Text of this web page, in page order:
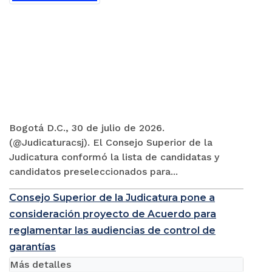
Bogotá D.C., 30 de julio de 2026.
(@Judicaturacsj). El Consejo Superior de la
Judicatura conformó la lista de candidatas y
candidatos preseleccionados para...
Consejo Superior de la Judicatura pone a
consideración proyecto de Acuerdo para
reglamentar las audiencias de control de
garantías
Más detalles